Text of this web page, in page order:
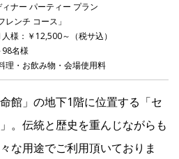
IRお問い合わせ
ナー パーティー プラン
レンチ コース」
人様：￥12,500～（税サ込）
98名様
理・お飲み物・会場使用料
館」の地下1階に位置する「セ
。伝統と歴史を重んじながらも
な用途でご利用頂いておりま